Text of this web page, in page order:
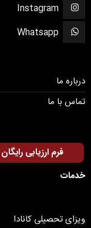
Instagram
Whatsapp
درباره ما
تماس با ما
فرم ارزیابی رایگان
خدمات
ویزای تحصیلی کانادا